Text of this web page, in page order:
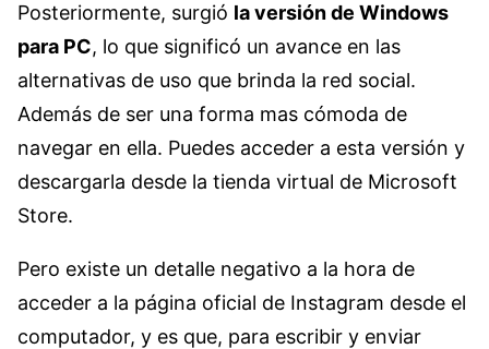
Posteriormente, surgió la versión de Windows
para PC, lo que significó un avance en las
alternativas de uso que brinda la red social.
Además de ser una forma mas cómoda de
navegar en ella. Puedes acceder a esta versión y
descargarla desde la tienda virtual de Microsoft
Store.
Pero existe un detalle negativo a la hora de
acceder a la página oficial de Instagram desde el
computador, y es que, para escribir y enviar